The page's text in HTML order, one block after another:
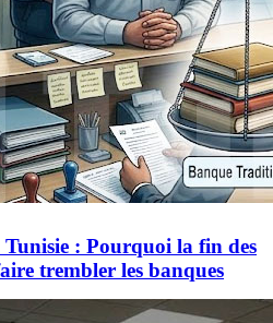
: Pourquoi la fin des
trembler les banques